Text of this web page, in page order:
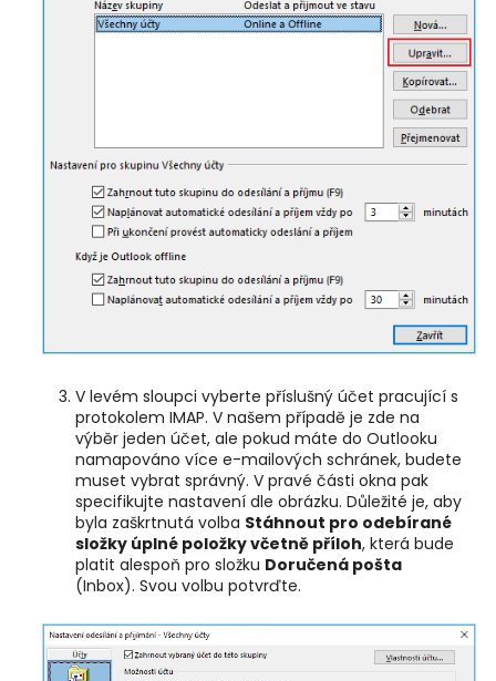
V levém sloupci vyberte příslušný účet pracující s
protokolem IMAP. V našem případě je zde na
výběr jeden účet, ale pokud máte do Outlooku
namapováno více e-mailových schránek, budete
muset vybrat správný. V pravé části okna pak
specifikujte nastavení dle obrázku. Důležité je, aby
byla zaškrtnutá volba Stáhnout pro odebírané
složky úplné položky včetně příloh, která bude
platit alespoň pro složku Doručená pošta
(Inbox). Svou volbu potvrďte.